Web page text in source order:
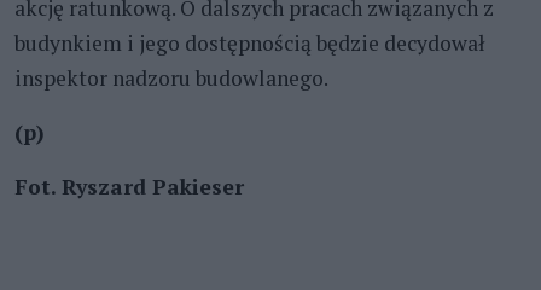
akcję ratunkową. O dalszych pracach związanych z
budynkiem i jego dostępnością będzie decydował
inspektor nadzoru budowlanego.
(p)
Fot. Ryszard Pakieser